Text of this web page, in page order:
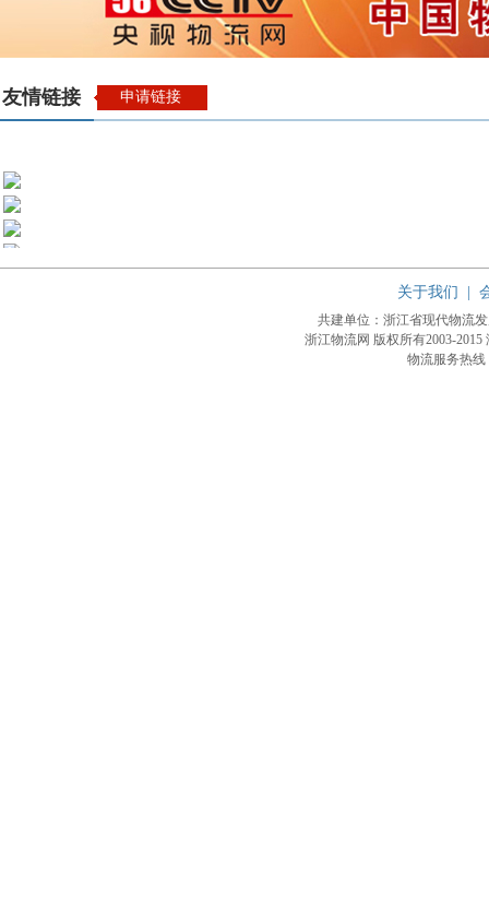
友情链接 申请链接
关于我们
共建单位：浙江省现代物流
浙江物流网 版权所有2003-2015
物流服务热线